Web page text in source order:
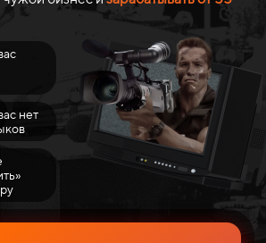
нет